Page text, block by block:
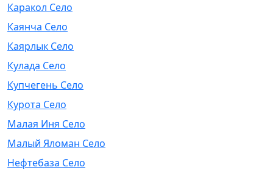
Каракол Село
Каянча Село
Каярлык Село
Кулада Село
Купчегень Село
Курота Село
Малая Иня Село
Малый Яломан Село
Нефтебаза Село